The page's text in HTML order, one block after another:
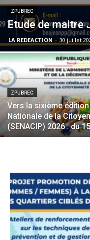
ZPUBREC
Etude de maitre
LA REDEACTION - 30 juillet
ZPUBREC
Vers la sixième
Nationale de la
(SENACIP) 2026 : du